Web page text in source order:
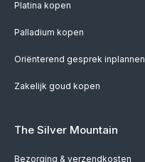
Platina kopen
Palladium kopen
Oriënterend gesprek inplannen
Zakelijk goud kopen
The Silver Mountain
Bezorging & verzendkosten